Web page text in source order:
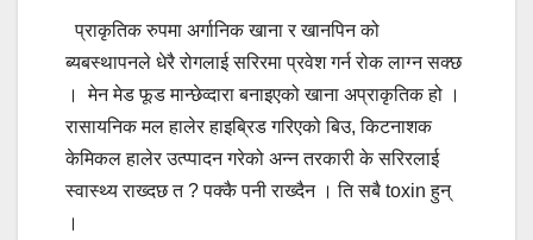
प्राकृतिक रुपमा अर्गानिक खाना र खानपिन को
ब्यबस्थापनले धेरै रोगलाई सरिरमा प्रवेश गर्न रोक लाग्न सक्छ
। मेन मेड फूड मान्छेव्दारा बनाइएको खाना अप्राकृतिक हो ।
रासायनिक मल हालेर हाइब्रिड गरिएको बिउ, किटनाशक
केमिकल हालेर उत्प्पादन गरेको अन्न तरकारी के सरिरलाई
स्वास्थ्य राख्दछ त ? पक्कै पनी राख्दैन । ति सबै toxin हुन्
।